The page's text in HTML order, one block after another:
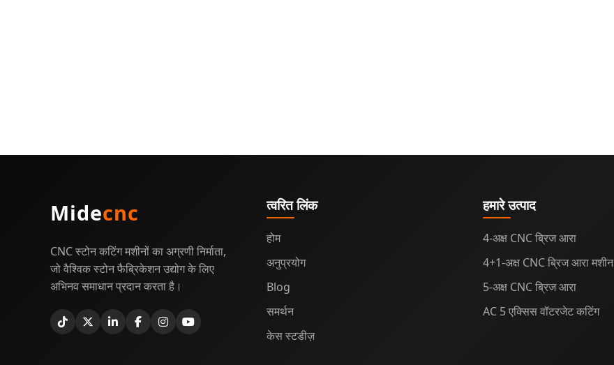
Midecnc
CNC स्टोन कटिंग मशीनों का अग्रणी निर्माता,
जो वैश्विक स्टोन फैब्रिकेशन उद्योग के लिए
अभिनव समाधान प्रदान करता है।
त्वरित लिंक
होम
अनुप्रयोग
Blog
समर्थन
केस स्टडीज़
हमारे उत्पाद
4-अक्ष CNC ब्रिज आरा
4+1-अक्ष CNC ब्रिज आरा मशीन
5-अक्ष CNC ब्रिज आरा
AC 5 एक्सिस वॉटरजेट कटिंग